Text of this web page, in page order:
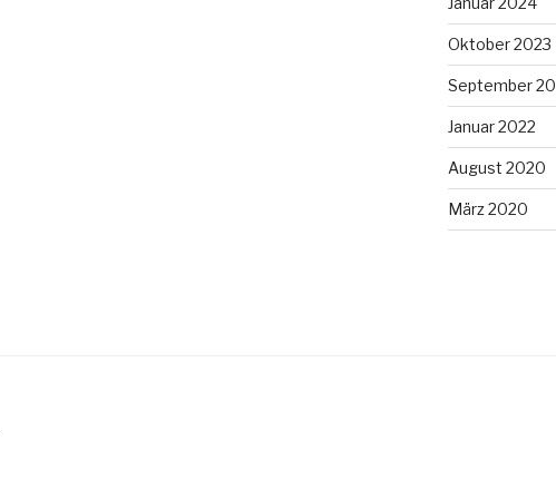
Oktober 2023
September
Januar 2022
August 2020
März 2020